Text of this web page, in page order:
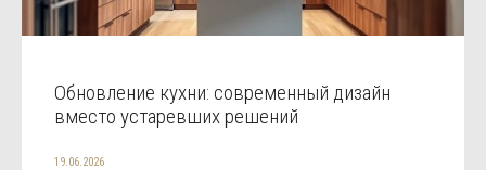
Обновление кухни: современный дизайн
вместо устаревших решений
19.06.2026